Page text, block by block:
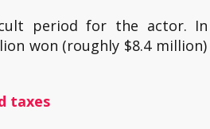
period for the actor.
won (roughly $8.4
taxes